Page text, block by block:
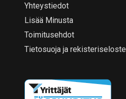
Yhteystiedot
Lisää Minusta
Toimitusehdot
Tietosuoja ja rekisteriseloste